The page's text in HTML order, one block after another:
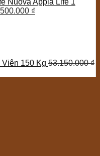
Nuova Appia Life 1
₫
150 Kg 53.150.000₫